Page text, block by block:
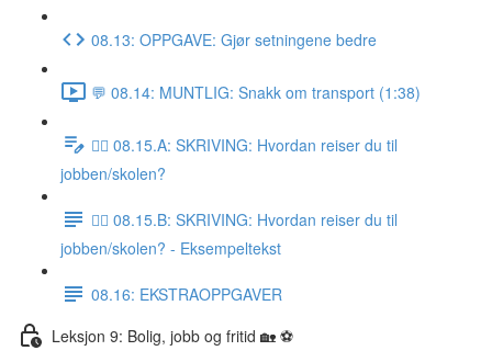
08.13: OPPGAVE: Gjør setningene bedre
💬 08.14: MUNTLIG: Snakk om transport (1:38)
✍🏼 08.15.A: SKRIVING: Hvordan reiser du til
jobben/skolen?
✍🏼 08.15.B: SKRIVING: Hvordan reiser du til
jobben/skolen? - Eksempeltekst
08.16: EKSTRAOPPGAVER
Leksjon 9: Bolig, jobb og fritid 🏡 ⚽️